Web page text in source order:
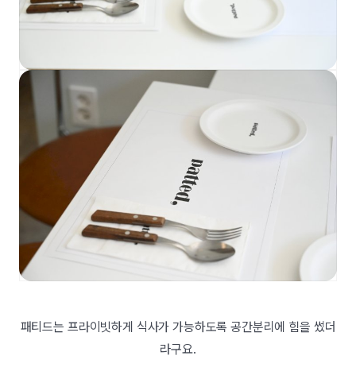
패티드는 프라이빗하게 식사가 가능하도록 공간분리에 힘을 썼더
라구요.